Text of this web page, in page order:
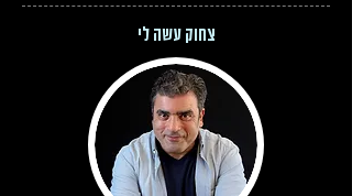
צחוק עשה לי